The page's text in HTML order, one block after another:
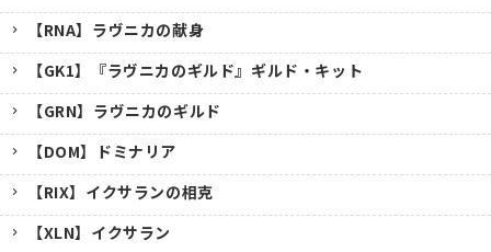
【RNA】ラヴニカの献身
【GK1】『ラヴニカのギルド』ギルド・キット
【GRN】ラヴニカのギルド
【DOM】ドミナリア
【RIX】イクサランの相克
【XLN】イクサラン